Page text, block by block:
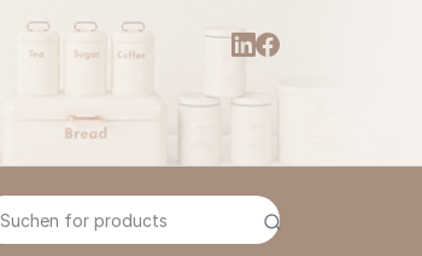
Suchen for products